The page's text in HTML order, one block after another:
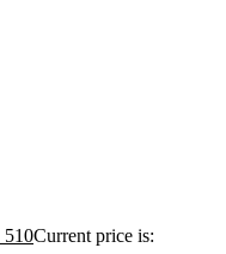
510Current price is: